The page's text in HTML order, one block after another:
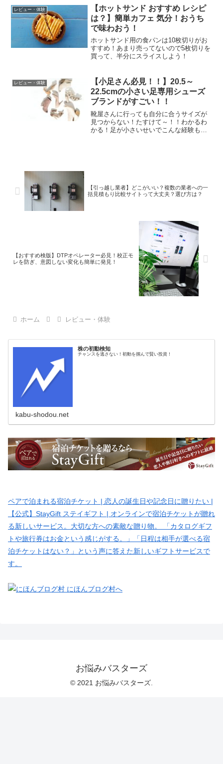
プラグを抜き差ししても変わらない場合
は...
レビュー・体験
【ホットサンド おすすめ レシピ
は？】簡単カフェ 気分！おうち
で味わおう！
ホットサンド用の食パンは10枚切りがお
すすめ！あまり売ってないので5枚切りを
買って、半分にスライスしよう！
レビュー・体験
【小足さん必見！！】20.5～
22.5cmの小さい足専用シューズ
ブランドがすごい！！
靴屋さんに行っても自分に合うサイズが
見つからない！たすけて～！！わかるわ
かる！足が小さいせいでこんな経験もあ
【引っ越し業者】どこがいい？複数の業者への一
括見積もり比較サイトって大丈夫？選び方は？
【おすすめ検版】DTPオペレーター必見！校正モ
レを防ぎ、意図しない変化も簡単に発見！
ホーム レビュー・体験
株の初動検知
チャンスを逃さない！初動を掴んで賢い投資！
kabu-shodou.net
ペアで泊まれる宿泊チケット | 恋人の誕生日や記念日に贈りたい |
【公式】StayGift ステイギフト | オンラインで宿泊チケットが贈れ
る新しいサービス。大切な方への素敵な贈り物。 「カタログギフ
トや旅行券はお金という感じがする。」「日程は相手が選べる宿
泊チケットはない？」という声に答えた新しいギフトサービスで
す。
お悩みバスターズ
© 2021 お悩みバスターズ.